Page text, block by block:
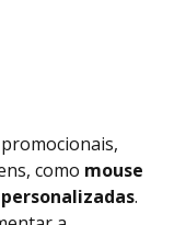
como mouse
.